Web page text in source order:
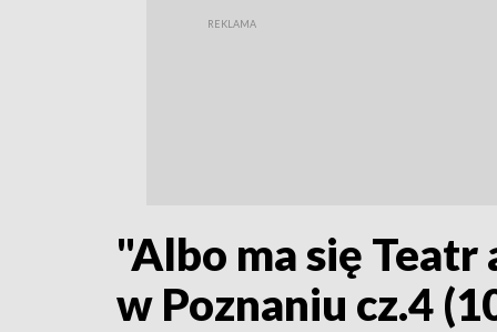
"Albo ma się
w Poznaniu cz.4